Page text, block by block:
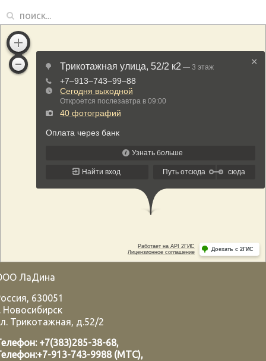
ЛаДина
, 630051
Новосибирск
Трикотажная, д.52/2
+7(383)285-38-68,
+7-913-743-9988 (МТС),